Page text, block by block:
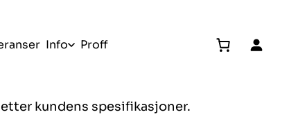
Info Proff
kundens spesifikasjoner.